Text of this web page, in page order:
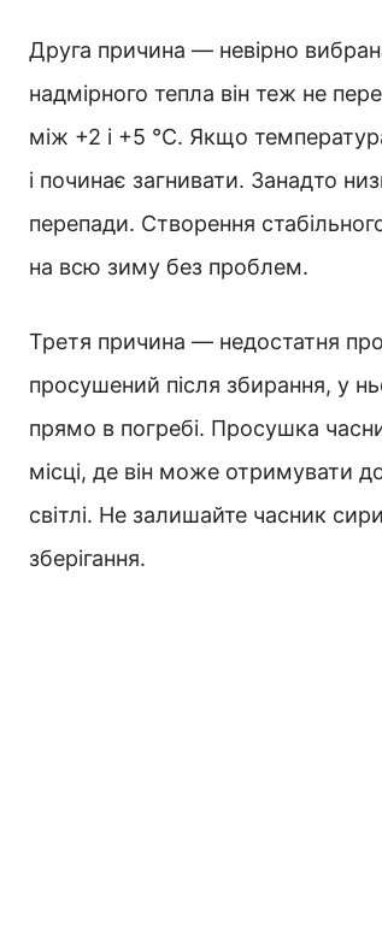
Друга причина — невірно
надмірного тепла він теж не
між +2 і +5 °C. Якщо
і починає загнивати. Занадто
перепади. Створення
на всю зиму без проблем.
Третя причина — недостатня
просушений після збирання, у
прямо в погребі. Просушка
місці, де він може отримувати
світлі. Не залишайте часник
зберігання.